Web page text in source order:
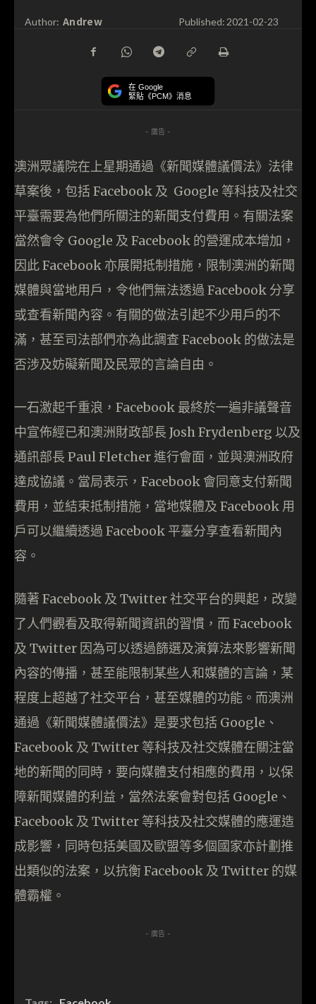
Author: Andrew Published:2021-02-23
在 Google
緊貼《PCM》消息
- 廣告 -
澳洲眾議院在上星期通過《新聞媒體議價法》法律
草案後，包括 Facebook 及 Google 等科技及社交
平臺需要為他們所關注的新聞支付費用。有關法案
當然會令 Google 及 Facebook 的營運成本增加，
因此 Facebook 亦展開抵制措施，限制澳洲的新聞
媒體與當地用戶，令他們無法透過 Facebook 分享
或查看新聞內容。有關的做法引起不少用戶的不
滿，甚至司法部們亦為此調查 Facebook 的做法是
否涉及妨礙新聞及民眾的言論自由。
一石激起千重浪，Facebook 最終於一遍非議聲音
中宣佈經已和澳洲財政部長 Josh Frydenberg 以及
通訊部長 Paul Fletcher 進行會面，並與澳洲政府
達成協議。當局表示，Facebook 會同意支付新聞
費用，並結束抵制措施，當地媒體及 Facebook 用
戶可以繼續透過 Facebook 平臺分享查看新聞內
容。
隨著 Facebook 及 Twitter 社交平台的興起，改變
了人們觀看及取得新聞資訊的習慣，而 Facebook
及 Twitter 因為可以透過篩選及演算法來影響新聞
內容的傳播，甚至能限制某些人和媒體的言論，某
程度上超越了社交平台，甚至媒體的功能。而澳洲
通過《新聞媒體議價法》是要求包括 Google、
Facebook 及 Twitter 等科技及社交媒體在關注當
地的新聞的同時，要向媒體支付相應的費用，以保
障新聞媒體的利益，當然法案會對包括 Google、
Facebook 及 Twitter 等科技及社交媒體的應運造
成影響，同時包括美國及歐盟等多個國家亦計劃推
出類似的法案，以抗衡 Facebook 及 Twitter 的媒
體霸權。
- 廣告 -